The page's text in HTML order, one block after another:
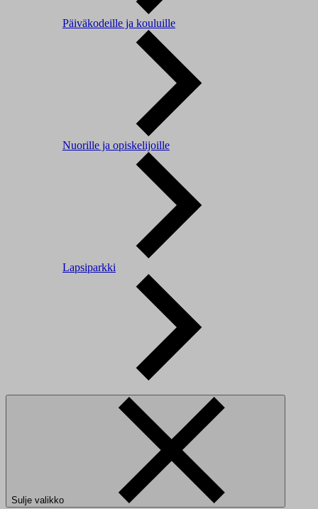
Päiväkodeille ja kouluille
Nuorille ja opiskelijoille
Lapsiparkki
Sulje valikko